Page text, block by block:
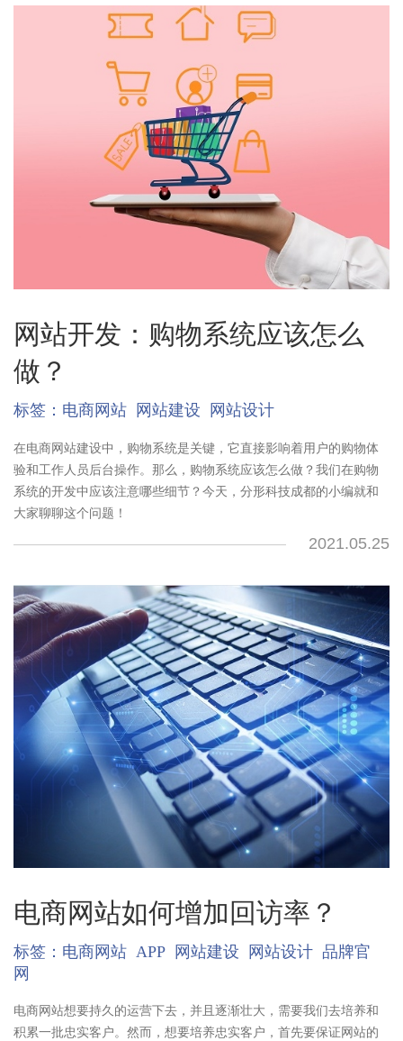
网站开发：购物系统应该怎么
做？
标签： 电商网站 网站建设 网站设计
在电商网站建设中，购物系统是关键，它直接影响着用户的购物体
验和工作人员后台操作。那么，购物系统应该怎么做？我们在购物
系统的开发中应该注意哪些细节？今天，分形科技成都的小编就和
大家聊聊这个问题！
2021.05.25
电商网站如何增加回访率？
标签： 电商网站 APP 网站建设 网站设计 品牌官
网
电商网站想要持久的运营下去，并且逐渐壮大，需要我们去培养和
积累一批忠实客户。然而，想要培养忠实客户，首先要保证网站的